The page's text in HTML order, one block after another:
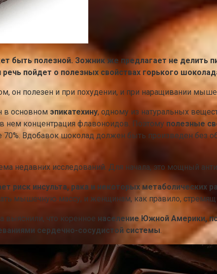
быть полезной. Зожник же предлагает не делить
пойдет о полезных свойствах горького
он полезен и при похудении, и при наращивании
в основном эпикатехину, одному из натуральных
концентрация флавоноидов. Поэтому полезные
Вдобавок шоколад должен быть произведен без
недавних исследований. Для начала, это мощный
риск инсульта, рака и некоторых метаболических
мышечную массу, и женщинам, как правило,
выяснили, что коренное население Южной Америки,
сердечно-сосудистой системы.